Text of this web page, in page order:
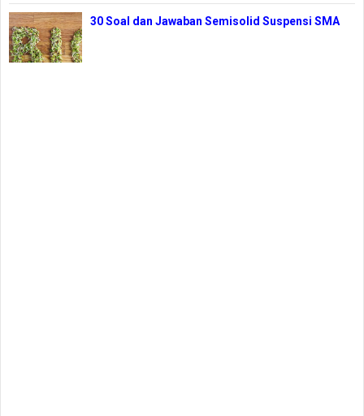
30 Soal dan Jawaban Semisolid Suspensi SMA